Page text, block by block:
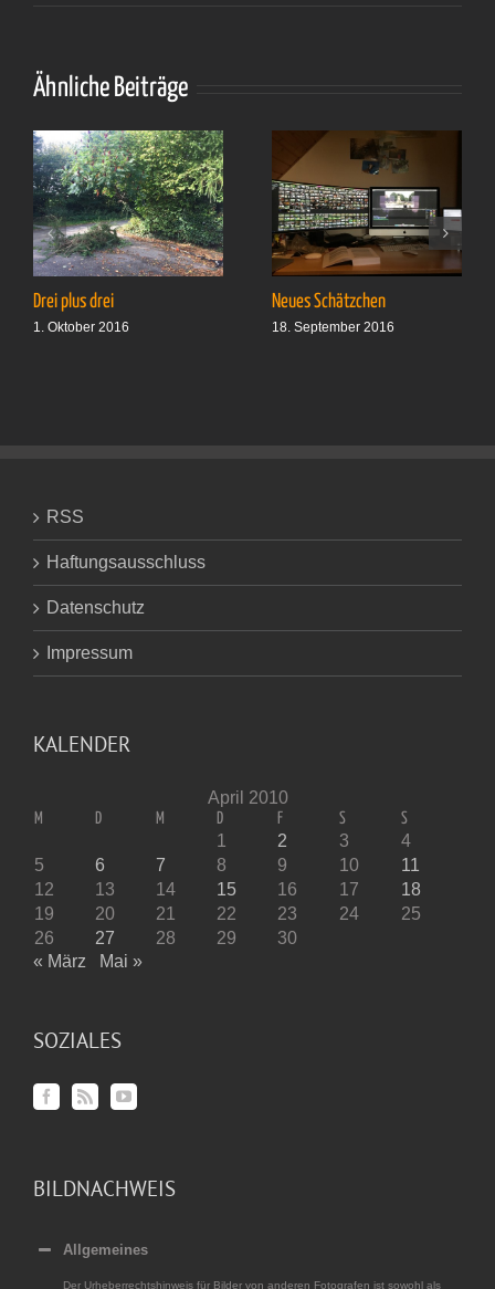
Ähnliche Beiträge
Drei plus drei
1. Oktober 2016
Neues Schätzchen
18. September 2016
RSS
Haftungsausschluss
Datenschutz
Impressum
KALENDER
April 2010
M D M D F S S
1 2 3
4
5
6 7 8 9 10
11
12
13 14 15 16 17
18
19
20 21 22 23 24
25
26
27 28 29
30
« März
Mai »
SOZIALES
BILDNACHWEIS
Allgemeines
Der Urheberrechtshinweis für Bilder von anderen Fotografen ist sowohl als